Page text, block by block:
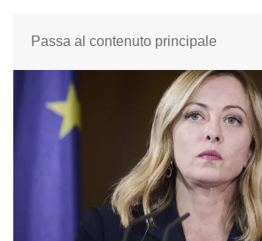
Passa al contenuto principale